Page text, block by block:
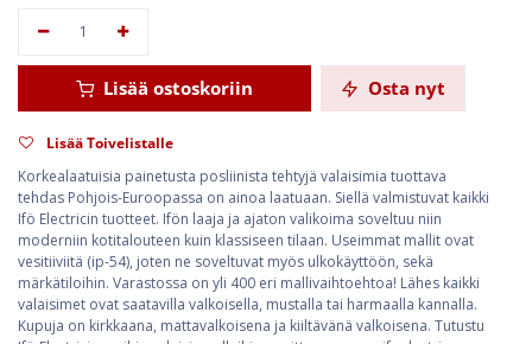
Lisää ostoskoriin Osta nyt
Lisää Toivelistalle
Korkealaatuisia painetusta posliinista tehtyjä valaisimia tuottava
tehdas Pohjois-Euroopassa on ainoa laatuaan. Siellä valmistuvat kaikki
Ifö Electricin tuotteet. Ifön laaja ja ajaton valikoima soveltuu niin
moderniin kotitalouteen kuin klassiseen tilaan. Useimmat mallit ovat
vesitiiviitä (ip-54), joten ne soveltuvat myös ulkokäyttöön, sekä
märkätiloihin. Varastossa on yli 400 eri mallivaihtoehtoa! Lähes kaikki
valaisimet ovat saatavilla valkoisella, mustalla tai harmaalla kannalla.
Kupuja on kirkkaana, mattavalkoisena ja kiiltävänä valkoisena. Tutustu